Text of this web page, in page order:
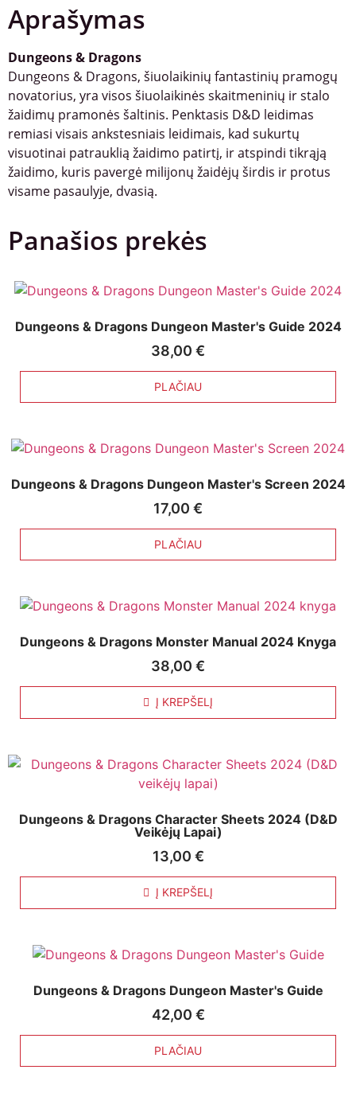
Aprašymas
Dungeons & Dragons
Dungeons & Dragons, šiuolaikinių fantastinių pramogų
novatorius, yra visos šiuolaikinės skaitmeninių ir stalo
žaidimų pramonės šaltinis. Penktasis D&D leidimas
remiasi visais ankstesniais leidimais, kad sukurtų
visuotinai patrauklią žaidimo patirtį, ir atspindi tikrąją
žaidimo, kuris pavergė milijonų žaidėjų širdis ir protus
visame pasaulyje, dvasią.
Panašios prekės
Dungeons & Dragons Dungeon Master's Guide 2024
38,00 €
PLAČIAU
Dungeons & Dragons Dungeon Master's Screen 2024
17,00 €
PLAČIAU
Dungeons & Dragons Monster Manual 2024 Knyga
38,00 €
Į KREPŠELĮ
Dungeons & Dragons Character Sheets 2024 (D&D
Veikėjų Lapai)
13,00 €
Į KREPŠELĮ
Dungeons & Dragons Dungeon Master's Guide
42,00 €
PLAČIAU